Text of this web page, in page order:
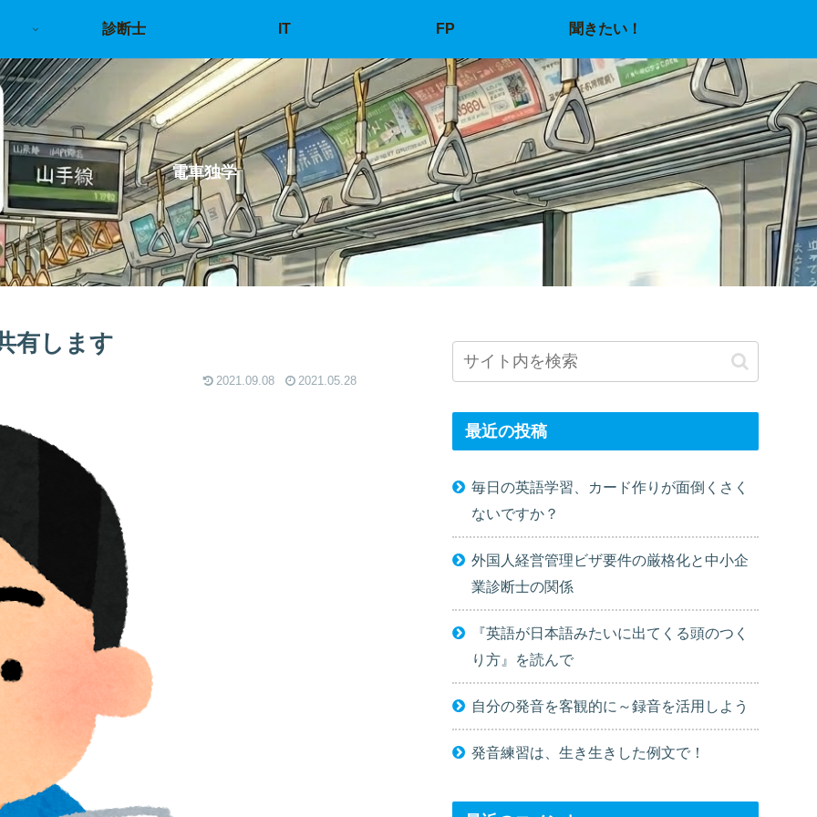
電車独学
診断士 IT FP 聞きたい！
有します
2021.09.08 2021.05.28
最近の投稿
毎日の英語学習、カード作りが面倒くさく
ないですか？
外国人経営管理ビザ要件の厳格化と中小企
業診断士の関係
『英語が日本語みたいに出てくる頭のつく
り方』を読んで
自分の発音を客観的に～録音を活用しよう
発音練習は、生き生きした例文で！